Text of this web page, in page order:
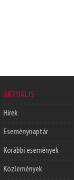
AKTUÁLIS
Hírek
Eseménynaptár
Korábbi események
Közlemények